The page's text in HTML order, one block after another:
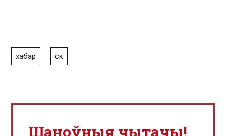
хабар ск
Шаноўныя чытачы!